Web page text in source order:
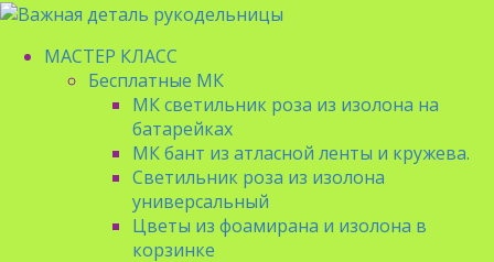
МАСТЕР КЛАСС
Бесплатные МК
МК светильник роза из изолона на
батарейках
МК бант из атласной ленты и кружева.
Светильник роза из изолона
универсальный
Цветы из фоамирана и изолона в
корзинке